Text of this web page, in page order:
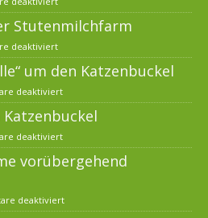
Stutenmilchfarm
deaktiviert
um den Katzenbuckel
deaktiviert
Katzenbuckel
deaktiviert
vorübergehend
deaktiviert